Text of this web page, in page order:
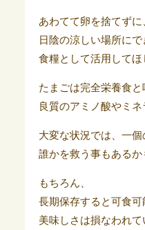
あわてて卵を捨てずに
日陰の涼しい場所に
食糧として活用してほ
たまごは完全栄養食
良質のアミノ酸やミネ
大変な状況では、一
誰かを救う事もあるか
もちろん、
長期保存すると可食可
美味しさは損なわれて